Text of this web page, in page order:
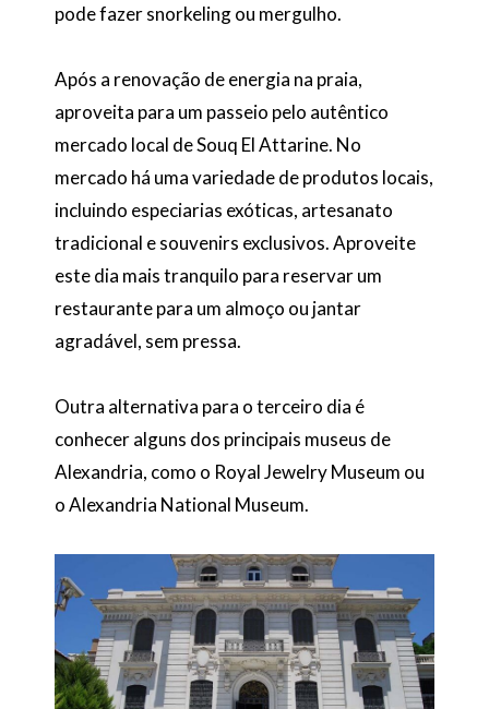
pode fazer snorkeling ou mergulho.
Após a renovação de energia na praia,
aproveita para um passeio pelo autêntico
mercado local de Souq El Attarine. No
mercado há uma variedade de produtos locais,
incluindo especiarias exóticas, artesanato
tradicional e souvenirs exclusivos. Aproveite
este dia mais tranquilo para reservar um
restaurante para um almoço ou jantar
agradável, sem pressa.
Outra alternativa para o terceiro dia é
conhecer alguns dos principais museus de
Alexandria, como o Royal Jewelry Museum ou
o Alexandria National Museum.